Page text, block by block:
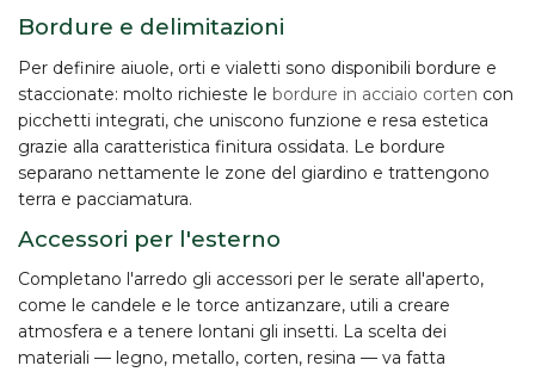
Bordure e delimitazioni
Per definire aiuole, orti e vialetti sono disponibili bordure e
staccionate: molto richieste le bordure in acciaio corten con
picchetti integrati, che uniscono funzione e resa estetica
grazie alla caratteristica finitura ossidata. Le bordure
separano nettamente le zone del giardino e trattengono
terra e pacciamatura.
Accessori per l'esterno
Completano l'arredo gli accessori per le serate all'aperto,
come le candele e le torce antizanzare, utili a creare
atmosfera e a tenere lontani gli insetti. La scelta dei
materiali — legno, metallo, corten, resina — va fatta